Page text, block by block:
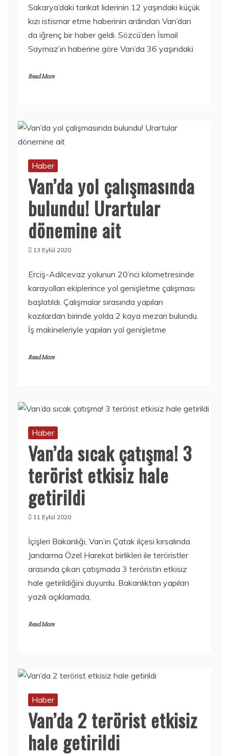
Sakarya’daki tarikat liderinin 12 yaşındaki küçük
kızı istismar etme haberinin ardından Van’dan
da iğrenç bir haber geldi. Sözcü’den İsmail
Saymaz’ın haberine göre Van’da 36 yaşındaki
Read More
Haber
Van’da yol çalışmasında
bulundu! Urartular
dönemine ait
13 Eylül 2020
Erciş-Adilcevaz yolunun 20’nci kilometresinde
karayolları ekiplerince yol genişletme çalışması
başlatıldı. Çalışmalar sırasında yapılan
kazılardan birinde yolda 2 kaya mezarı bulundu.
İş makineleriyle yapılan yol genişletme
Read More
Haber
Van’da sıcak çatışma! 3
terörist etkisiz hale
getirildi
11 Eylül 2020
İçişleri Bakanlığı, Van’ın Çatak ilçesi kırsalında
Jandarma Özel Harekat birlikleri ile teröristler
arasında çıkan çatışmada 3 teröristin etkisiz
hale getirildiğini duyurdu. Bakanlıktan yapılan
yazılı açıklamada,
Read More
Haber
Van’da 2 terörist etkisiz
hale getirildi